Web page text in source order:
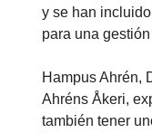
y se han
para una
Hampus Ahrén,
Ahréns Åkeri,
también tener